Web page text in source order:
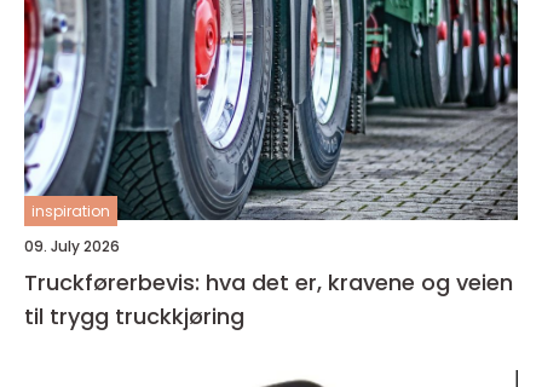
inspiration
09. July 2026
Truckførerbevis: hva det er, kravene og veien
til trygg truckkjøring